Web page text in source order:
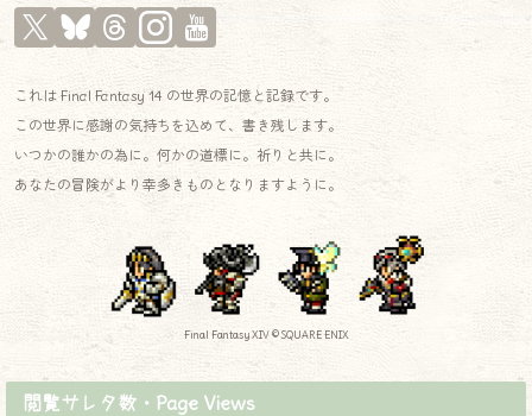
これは Final Fantasy 14 の世界の記憶と記録です。
この世界に感謝の気持ちを込めて、書き残します。
いつかの誰かの為に。何かの道標に。祈りと共に。
あなたの冒険がより幸多きものとなりますように。
Final Fantasy XIV © SQUARE ENIX
閲覧サレタ数・Page Views